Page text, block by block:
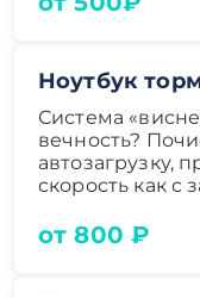
Ноутбук
Система
вечность?
автозагрузку,
скорость как с
от 800 ₽